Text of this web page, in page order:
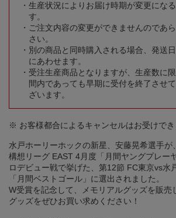
生産状況によりお届け時期が変更にな
す。
ご注文内容の変更ができませんのであ
さい。
別の商品と同時購入される場合、発送
にあわせます。
受注生産商品となりますが、生産数に
間内であっても早期に受付を終了させ
ざいます。
※ お客様都合によるキャンセルはお受けでき
水戸ホーリーホックの新星、安藤晃希選手が
構想リーグ EAST 4月度「月間ヤングプレー
ロデビュー戦で挙げた、第12節 FC東京vs水
「月間ベストゴール」に選出されました。
W受賞を記念して、メモリアルグッズを販売
グッズをぜひお買い求めください！